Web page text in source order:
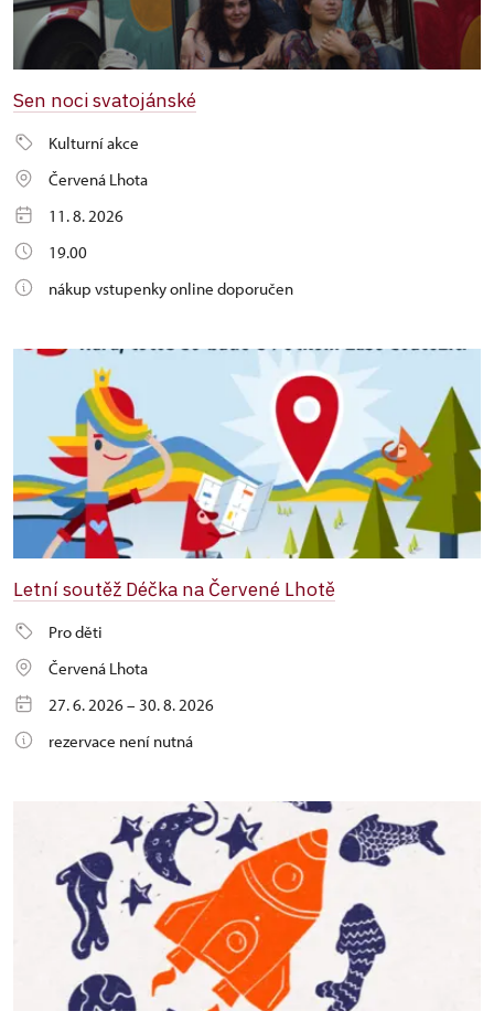
Sen noci svatojánské
Kulturní akce
Červená Lhota
11. 8. 2026
19.00
nákup vstupenky online doporučen
Letní soutěž Déčka na Červené Lhotě
Pro děti
Červená Lhota
27. 6. 2026 – 30. 8. 2026
rezervace není nutná